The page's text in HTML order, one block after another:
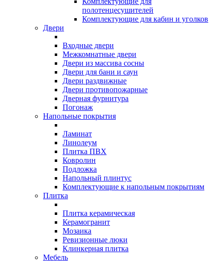
полотенцесушителей
Комплектующие для кабин и уголков
Двери
Входные двери
Межкомнатные двери
Двери из массива сосны
Двери для бани и саун
Двери раздвижные
Двери противопожарные
Дверная фурнитура
Погонаж
Напольные покрытия
Ламинат
Линолеум
Плитка ПВХ
Ковролин
Подложка
Напольный плинтус
Комплектующие к напольным покрытиям
Плитка
Плитка керамическая
Керамогранит
Мозаика
Ревизионные люки
Клинкерная плитка
Мебель